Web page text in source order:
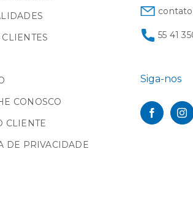
CLIENTES
CONOSCO
CLIENTE
DE PRIVACIDADE
55 41
Siga-nos